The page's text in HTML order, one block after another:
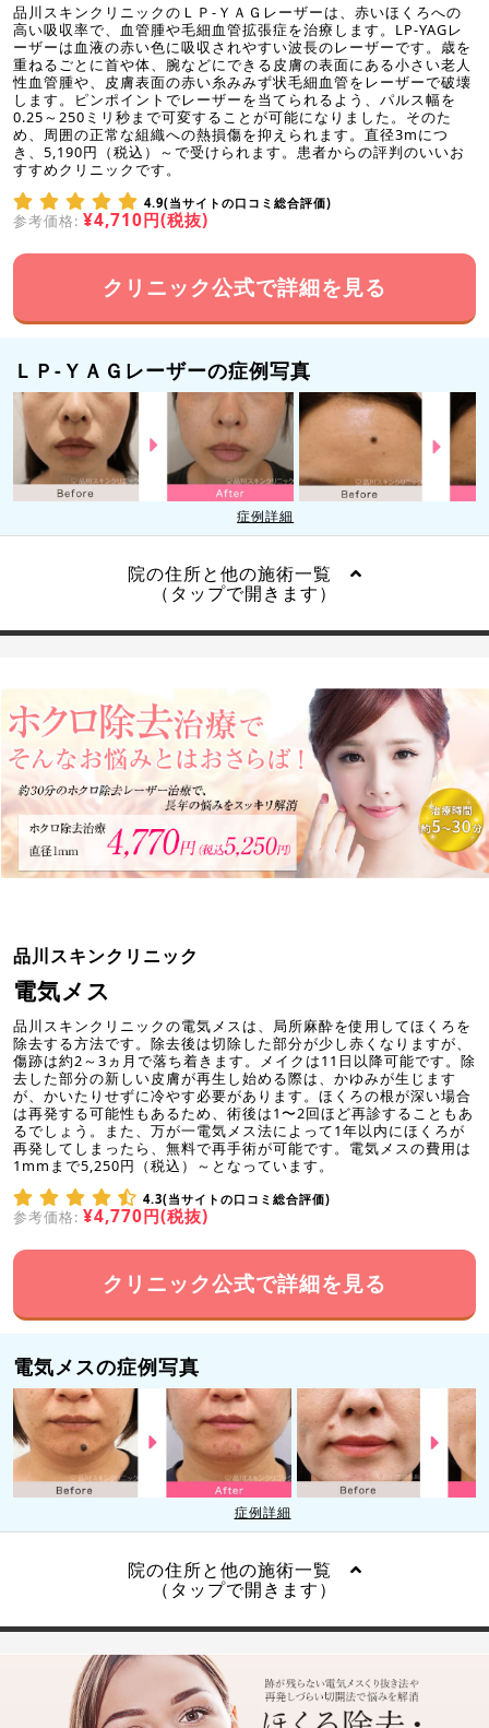
品川スキンクリニックのＬＰ-ＹＡＧレーザーは、赤いほくろへの
高い吸収率で、血管腫や毛細血管拡張症を治療します。LP-YAGレ
ーザーは血液の赤い色に吸収されやすい波長のレーザーです。歳を
重ねるごとに首や体、腕などにできる皮膚の表面にある小さい老人
性血管腫や、皮膚表面の赤い糸みみず状毛細血管をレーザーで破壊
します。ピンポイントでレーザーを当てられるよう、パルス幅を
0.25～250ミリ秒まで可変することが可能になりました。そのた
め、周囲の正常な組織への熱損傷を抑えられます。直径3mにつ
き、5,190円（税込）～で受けられます。患者からの評判のいいお
すすめクリニックです。
4.9(当サイトの口コミ総合評価)
参考価格: ¥4,710円(税抜)
クリニック公式で詳細を見る
ＬＰ-ＹＡＧレーザーの症例写真
症例詳細
院の住所と他の施術一覧
（タップで開きます）
品川スキンクリニック
電気メス
品川スキンクリニックの電気メスは、局所麻酔を使用してほくろを
除去する方法です。除去後は切除した部分が少し赤くなりますが、
傷跡は約2～3ヵ月で落ち着きます。メイクは11日以降可能です。除
去した部分の新しい皮膚が再生し始める際は、かゆみが生じます
が、かいたりせずに冷やす必要があります。ほくろの根が深い場合
は再発する可能性もあるため、術後は1〜2回ほど再診することもあ
るでしょう。また、万が一電気メス法によって1年以内にほくろが
再発してしまったら、無料で再手術が可能です。電気メスの費用は
1mmまで5,250円（税込）～となっています。
4.3(当サイトの口コミ総合評価)
参考価格: ¥4,770円(税抜)
クリニック公式で詳細を見る
電気メスの症例写真
症例詳細
院の住所と他の施術一覧
（タップで開きます）